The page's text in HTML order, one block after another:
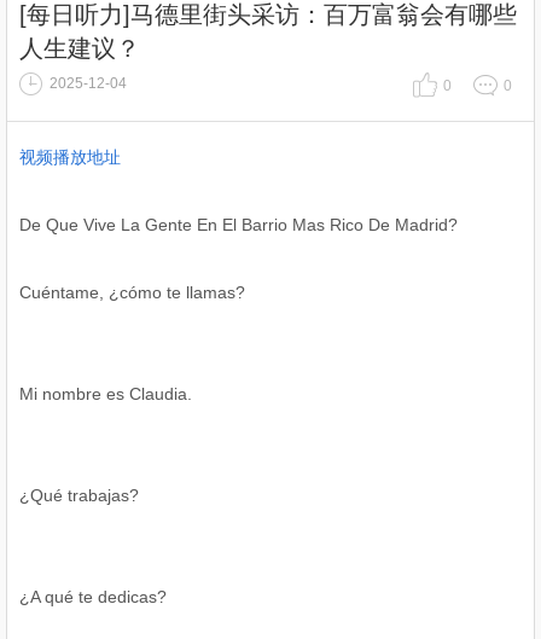
[每日听力]马德里街头采访：百万富翁会有哪些
人生建议？
2025-12-04 0 0
视频播放地址
De Que Vive La Gente En El Barrio Mas Rico De Madrid?
Cuéntame, ¿cómo te llamas?
Mi nombre es Claudia.
¿Qué trabajas?
¿A qué te dedicas?